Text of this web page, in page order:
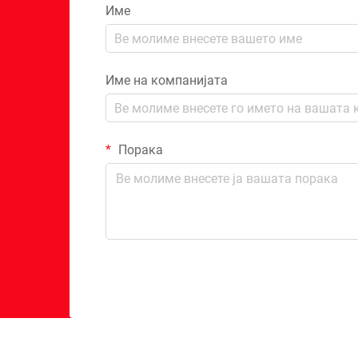
Име
Име на компанијата
Порака